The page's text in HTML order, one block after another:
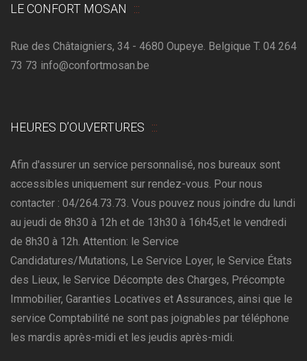
LE CONFORT MOSAN
Rue des Châtaigniers, 34 - 4680 Oupeye. Belgique T. 04 264
73 73 info@confortmosan.be
HEURES D’OUVERTURES
Afin d'assurer un service personnalisé, nos bureaux sont
accessibles uniquement sur rendez-vous. Pour nous
contacter : 04/264.73.73. Vous pouvez nous joindre du lundi
au jeudi de 8h30 à 12h et de 13h30 à 16h45,et le vendredi
de 8h30 à 12h. Attention: le Service
Candidatures/Mutations, Le Service Loyer, le Service États
des Lieux, le Service Décompte des Charges, Précompte
Immobilier, Garanties Locatives et Assurances, ainsi que le
service Comptabilité ne sont pas joignables par téléphone
les mardis après-midi et les jeudis après-midi.